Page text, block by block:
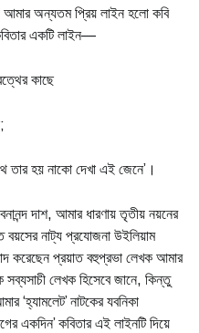
আমার অন্যতম প্রিয় লাইন হলো কবি
একটি লাইন—
কাছে
তার হয় নাকো দেখা এই জেনে’।
দাশ, আমার ধারণায় তৃতীয় নয়নের
নাট্য প্রযোজনা উইলিয়াম
করেছেন প্রয়াত বহুপ্রভা লেখক আমার
লেখক হিসেবে জানে, কিন্তু
‘হ্যামলেট’ নাটকের যবনিকা
একদিন’ কবিতার এই লাইনটি দিয়ে